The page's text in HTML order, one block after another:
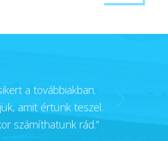
a továbbiakban.
amit értünk teszel.
számíthatunk rád.”